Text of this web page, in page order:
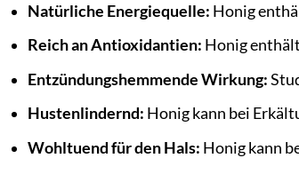
Natürliche Energiequelle: Honig
Reich an Antioxidantien: Honig
Entzündungshemmende Wirkung:
Hustenlindernd: Honig kann bei
Wohltuend für den Hals: Honig kann